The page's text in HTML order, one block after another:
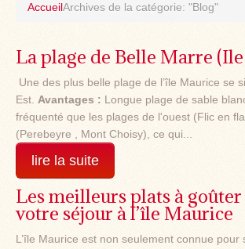
AccueilArchives de la catégorie: "Blog"
La plage de Belle Marre
Une des plus belle plage de l’île Maurice se
Est. Avantages : Longue plage de sable
fréquenté que les plages de l'ouest (Flic en
(Perebeyre , Mont Choisy), ce qui...
lire la suite
Les meilleurs plats à
votre séjour à l’île Maurice
L’île Maurice est non seulement connue pour